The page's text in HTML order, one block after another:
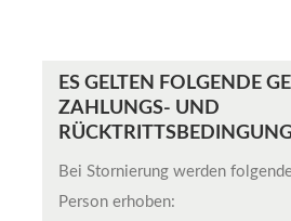
ES GELTEN FOLGENDE
ZAHLUNGS- UND
Bei Stornierung werden
Person erhoben: